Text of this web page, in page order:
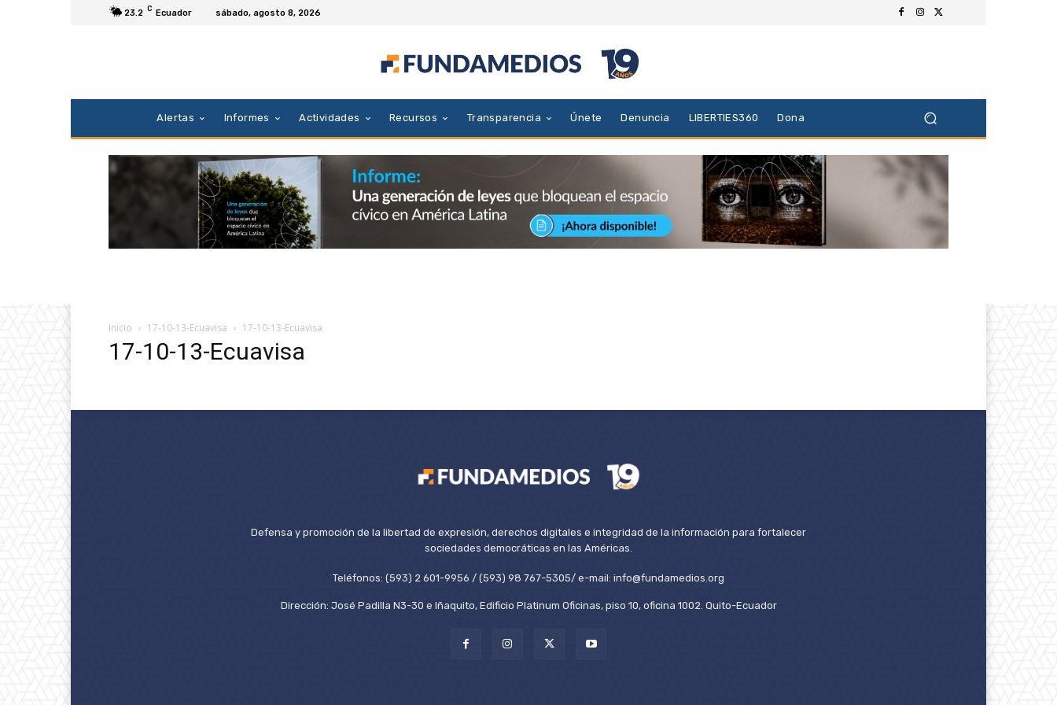
23.2 C Ecuador sábado, agosto 8, 2026
Alertas Informes Actividades Recursos Transparencia Únete Denuncia LIBERTIES360 Dona
Inicio 17-10-13-Ecuavisa 17-10-13-Ecuavisa
17-10-13-Ecuavisa
Defensa y promoción de la libertad de expresión, derechos digitales e integridad de la información para fortalecer
sociedades democráticas en las Américas.
Teléfonos: (593) 2 601-9956 / (593) 98 767-5305/ e-mail: info@fundamedios.org
Dirección: José Padilla N3-30 e Iñaquito, Edificio Platinum Oficinas, piso 10, oficina 1002. Quito-Ecuador